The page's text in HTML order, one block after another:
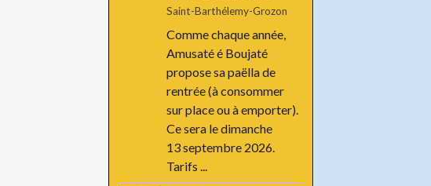
Saint-Barthélemy-Grozon
Comme chaque année,
Amusaté é Boujaté
propose sa paëlla de
rentrée (à consommer
sur place ou à emporter).
Ce sera le dimanche
13 septembre 2026.
Tarifs ...